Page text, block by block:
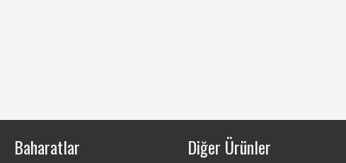
Baharatlar Diğer Ürünler